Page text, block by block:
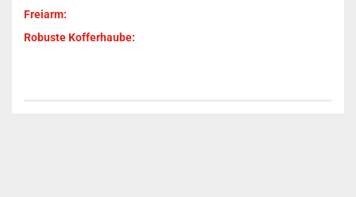
Freiarm:
Robuste Kofferhaube: